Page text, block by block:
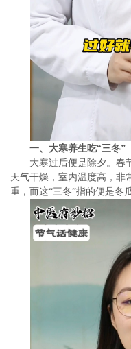
一、大寒养生吃“三冬”
大寒过后便是除夕。春
天气干燥，室内温度高，非
重，而这“三冬”指的便是冬